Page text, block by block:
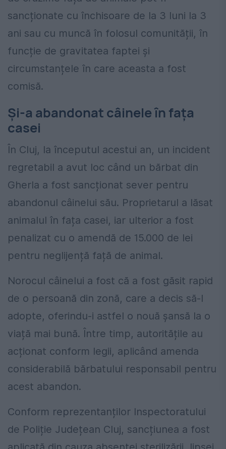
sancționate cu închisoare de la 3 luni la 3
ani sau cu muncă în folosul comunității, în
funcție de gravitatea faptei și
circumstanțele în care aceasta a fost
comisă.
Și-a abandonat câinele în fața
casei
În Cluj, la începutul acestui an, un incident
regretabil a avut loc când un bărbat din
Gherla a fost sancționat sever pentru
abandonul câinelui său. Proprietarul a lăsat
animalul în fața casei, iar ulterior a fost
penalizat cu o amendă de 15.000 de lei
pentru neglijență față de animal.
Norocul câinelui a fost că a fost găsit rapid
de o persoană din zonă, care a decis să-l
adopte, oferindu-i astfel o nouă șansă la o
viață mai bună. Între timp, autoritățile au
acționat conform legii, aplicând amenda
considerabilă bărbatului responsabil pentru
acest abandon.
Conform reprezentanților Inspectoratului
de Poliție Județean Cluj, sancțiunea a fost